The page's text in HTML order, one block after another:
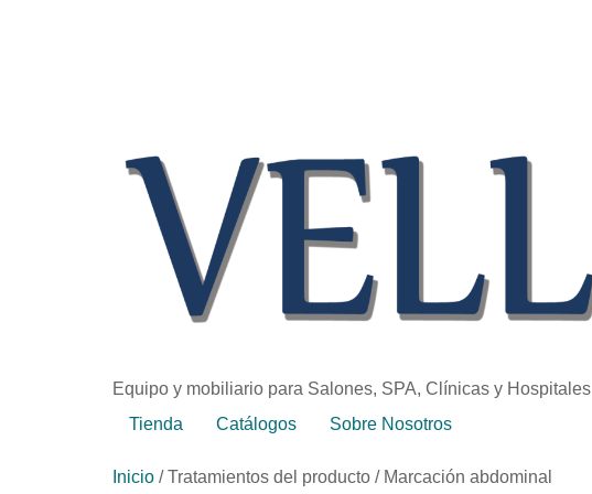
Equipo y mobiliario para Salones, SPA, Clínicas y Hospitales
Tienda
Catálogos Sobre Nosotros
Inicio / Tratamientos del producto / Marcación abdominal